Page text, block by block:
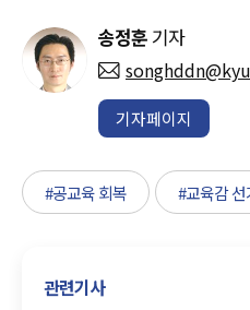
송정훈 기자
기자페이지
#공교육 회복 #교육감 선
관련기사